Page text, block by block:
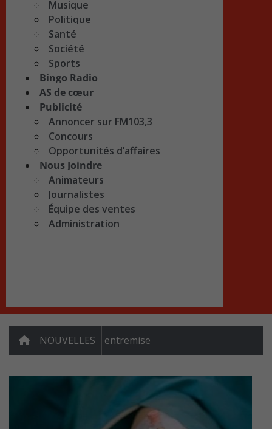
Musique
Politique
Santé
Société
Sports
Bingo Radio
AS de cœur
Publicité
Annoncer sur FM103,3
Concours
Opportunités d’affaires
Nous Joindre
Animateurs
Journalistes
Équipe des ventes
Administration
NOUVELLES entremise